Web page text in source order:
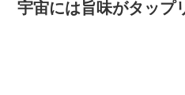
宇宙には旨味がタップ